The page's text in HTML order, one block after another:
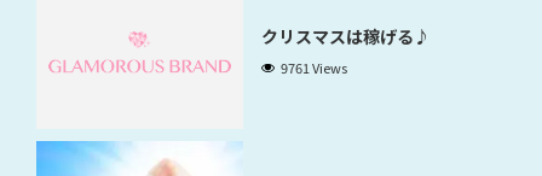
クリスマスは稼げる♪
9761 Views